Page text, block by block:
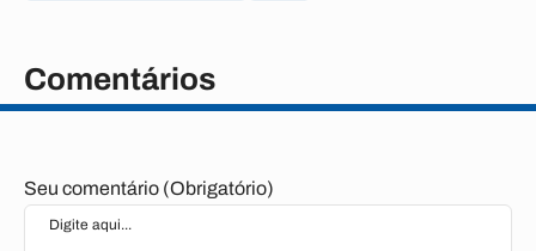
Comentários
Seu comentário (Obrigatório)